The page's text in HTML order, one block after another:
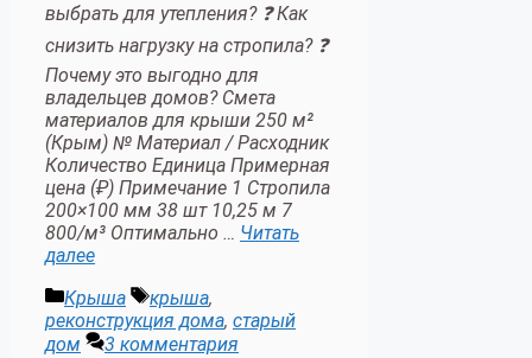
выбрать для утепления? ❓ Как
снизить нагрузку на стропила? ❓
Почему это выгодно для
владельцев домов? Смета
материалов для крыши 250 м²
(Крым) № Материал / Расходник
Количество Единица Примерная
цена (₽) Примечание 1 Стропила
200×100 мм 38 шт 10,25 м 7
800/м³ Оптимально … Читать
далее
Рубрики
Крыша Метки
крыша,
реконструкция дома, старый
дом
3 комментария